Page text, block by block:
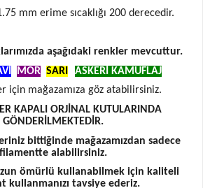
mm erime sıcaklığı 200 derecedir.
aşağıdaki renkler mevcuttur.
MOR SARI
ASKERİ KAMUFLAJ
için mağazamıza göz atabilirsiniz.
KAPALI ORJİNAL KUTULARINDA
GÖNDERİLMEKTEDİR.
bittiğinde mağazamızdan sadece
filamentte alabilirsiniz.
ömürlü kullanabilmek için kaliteli
kullanmanızı tavsiye ederiz.